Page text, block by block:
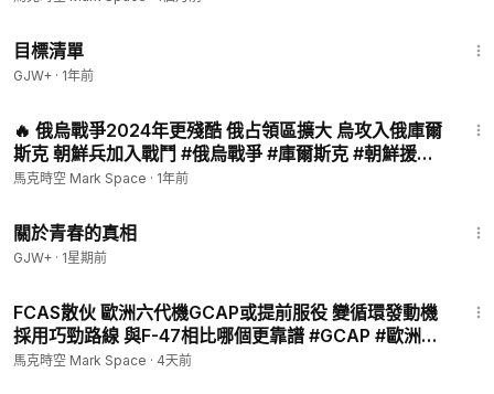
首先介紹一款中程彈道導彈火星-10號，外界稱之為「舞水端」導
彈。2010年10月10日，在慶祝朝鮮勞動黨成立65周年的閱兵式
外界認為火星-10號的真正試射是從2016年才開始的，而且一開
始連續5次都失敗了。
🚀 北極星1號：新型固體火箭中程導彈
北極星1號。這種導彈有兩級，估計長約9米，直徑約1.5米，射程
推算大約1,200公里。
目標清單
GJW+ · 1年前
🔥 俄烏戰爭2024年更殘酷 俄占領區擴大 烏攻入俄庫爾
斯克 朝鮮兵加入戰鬥 #俄烏戰爭 #庫爾斯克 #朝鮮援俄
#俄朝同盟 #滑翔炸彈 #自殺式無人機 #F16 #軍事 |
馬克時空 Mark Space · 1年前
關於青春的真相
GJW+ · 1星期前
FCAS散伙 歐洲六代機GCAP或提前服役 變循環發動機
採用巧勁路線 與F-47相比哪個更靠譜 #GCAP #歐洲六
代機 #第六代戰鬥機 #六代機 #FCAS #F47 #變循環發
馬克時空 Mark Space · 4天前